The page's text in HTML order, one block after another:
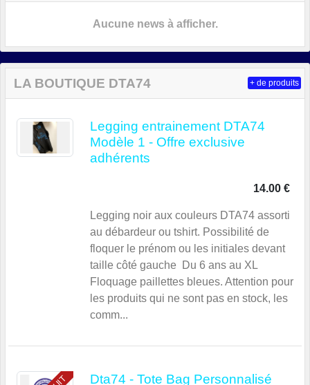
Aucune news à afficher.
LA BOUTIQUE DTA74
Legging entrainement DTA74
Modèle 1 - Offre exclusive
adhérents
14.00 €
Legging noir aux couleurs DTA74 assorti
au débardeur ou tshirt. Possibilité de
floquer le prénom ou les initiales devant
taille côté gauche Du 6 ans au XL
Floquage paillettes bleues. Attention pour
les produits qui ne sont pas en stock, les
comm...
Dta74 - Tote Bag Personnalisé
+ de produits